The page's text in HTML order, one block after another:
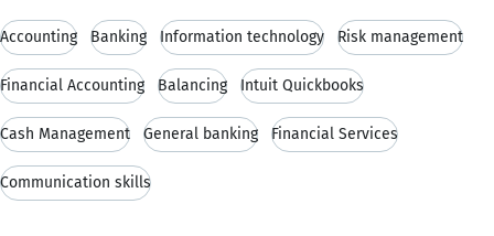
Accounting Banking Information technology Risk management
Financial Accounting Balancing Intuit Quickbooks
Cash Management General banking Financial Services
Communication skills